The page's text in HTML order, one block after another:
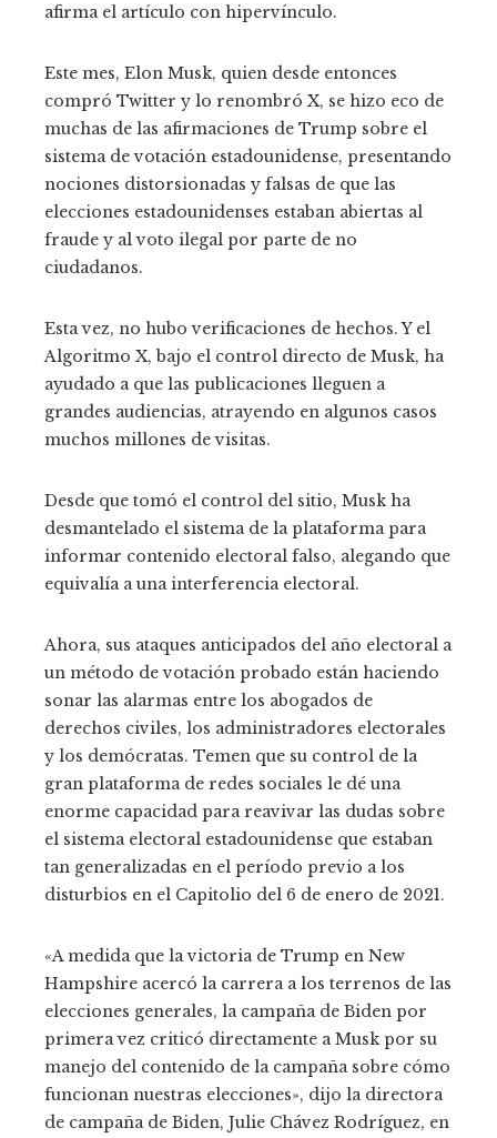
afirma el artículo con hipervínculo.
Este mes, Elon Musk, quien desde entonces
compró Twitter y lo renombró X, se hizo eco de
muchas de las afirmaciones de Trump sobre el
sistema de votación estadounidense, presentando
nociones distorsionadas y falsas de que las
elecciones estadounidenses estaban abiertas al
fraude y al voto ilegal por parte de no
ciudadanos.
Esta vez, no hubo verificaciones de hechos. Y el
Algoritmo X, bajo el control directo de Musk, ha
ayudado a que las publicaciones lleguen a
grandes audiencias, atrayendo en algunos casos
muchos millones de visitas.
Desde que tomó el control del sitio, Musk ha
desmantelado el sistema de la plataforma para
informar contenido electoral falso, alegando que
equivalía a una interferencia electoral.
Ahora, sus ataques anticipados del año electoral a
un método de votación probado están haciendo
sonar las alarmas entre los abogados de
derechos civiles, los administradores electorales
y los demócratas. Temen que su control de la
gran plataforma de redes sociales le dé una
enorme capacidad para reavivar las dudas sobre
el sistema electoral estadounidense que estaban
tan generalizadas en el período previo a los
disturbios en el Capitolio del 6 de enero de 2021.
«A medida que la victoria de Trump en New
Hampshire acercó la carrera a los terrenos de las
elecciones generales, la campaña de Biden por
primera vez criticó directamente a Musk por su
manejo del contenido de la campaña sobre cómo
funcionan nuestras elecciones», dijo la directora
de campaña de Biden, Julie Chávez Rodríguez, en